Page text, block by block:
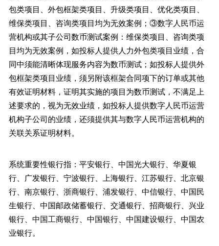
包类项目、外包框架类项目、升级类项目、优化类项目、
维保类项目、咨询类项目均为无效案例；③数字人民币运
营机构或其子公司数币测试案例：维保类项目、咨询类项
目均为无效案例，如投标人提供人力外包类项目业绩，合
同中须能清晰体现服务内容为数币测试；如投标人提供外
包框架类项目业绩，须另附该框架合同项下的订单或其他
有效证明材料，证明其实施的项目为数币测试，不满足上
述要求的，视为无效业绩，如投标人提供数字人民币运营
机构子公司的业绩，还须提供其与数字人民币运营机构的
关联关系证明材料。
系统重要性银行指：平安银行、中国光大银行、华夏银
行、广发银行、宁波银行、上海银行、江苏银行、北京银
行、南京银行、浙商银行、浦发银行、中信银行、中国民
生银行、中国邮政储蓄银行、交通银行、招商银行、兴业
银行、中国工商银行、中国银行、中国建设银行、中国农
业银行。